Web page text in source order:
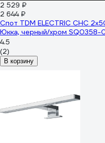
2 529 ₽
2 644 ₽
Спот TDM ELECTRIC СНС
Юкка, черный/хром SQ0358-
4.5
(2)
В корзину